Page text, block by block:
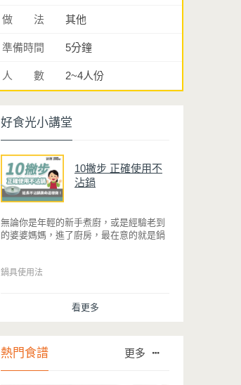
做 法 其他
準備時間 5分鐘
人 數 2~4人份
好食光小講堂
10撇步 正確使用不
沾鍋
無論你是年輕的新手煮廚，或是經驗老到
的婆婆媽媽，進了廚房，最在意的就是鍋
的問題後，就深受普羅大眾的喜愛，而鍋
金鑽不沾系列的鍋具，更年年穩居銷售排
您！
鍋具使用法
看更多
熱門食譜 更多